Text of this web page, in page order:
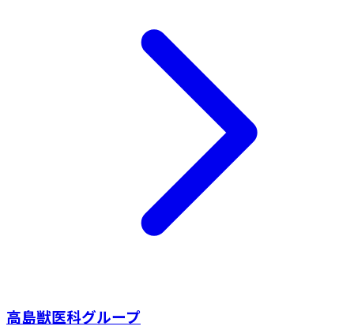
高島獣医科グループ